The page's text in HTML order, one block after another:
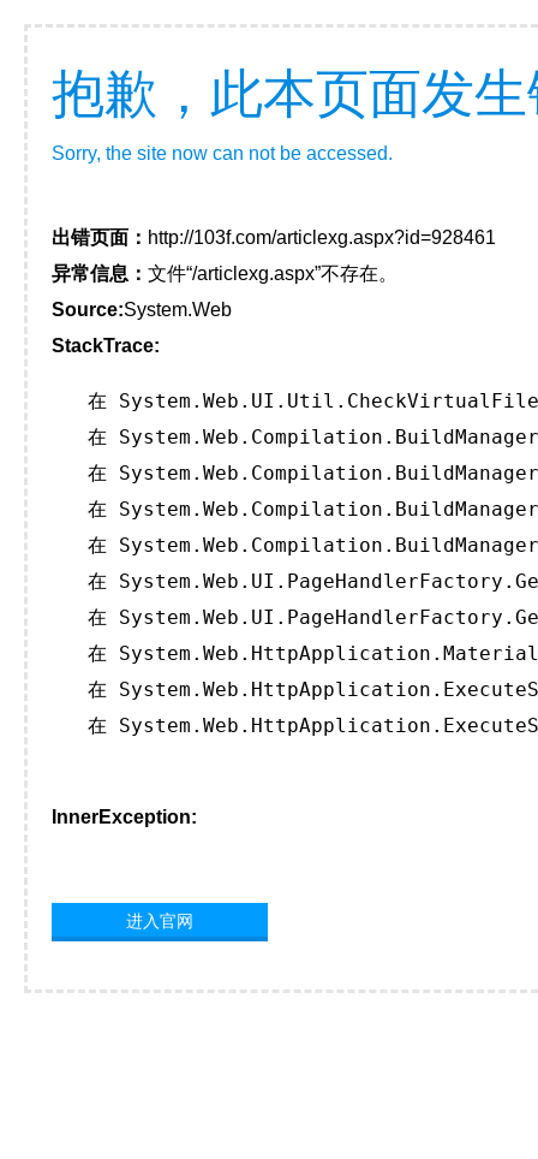
抱歉，此本页面发
Sorry, the site now can not be accessed.
出错页面： http://103f.com/articlexg.aspx?id=928461
异常信息： 文件“/articlexg.aspx”不存在。
Source:System.Web
StackTrace:
在
在
在
在
在
在
在
在
在
在
InnerException:
进入官网